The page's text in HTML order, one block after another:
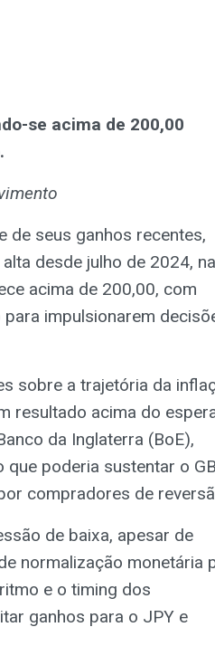
se acima de 200,00
de seus ganhos recentes,
desde julho de 2024, na
acima de 200,00, com
impulsionarem
sobre a trajetória da
resultado acima do
da Inglaterra (BoE),
poderia sustentar o
compradores de
de baixa, apesar de
normalização monetária
e o timing dos
ganhos para o JPY e